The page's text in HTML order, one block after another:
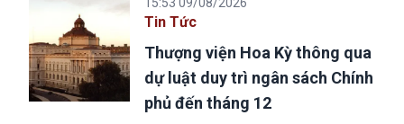
Tin Tức
Thượng viện Hoa Kỳ thông qua
dự luật duy trì ngân sách Chính
phủ đến tháng 12